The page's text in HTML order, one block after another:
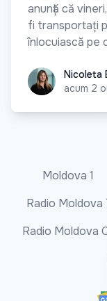
anunță că
fi transportați
înlocuiască pe
NicoletaNicoleta
acum 2
Moldova 1
Radio
Radio Moldova